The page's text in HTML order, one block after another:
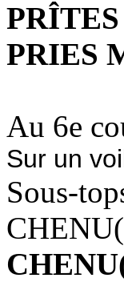
PRÎTES
PRIES
Au 6e
Sur un
Sous-